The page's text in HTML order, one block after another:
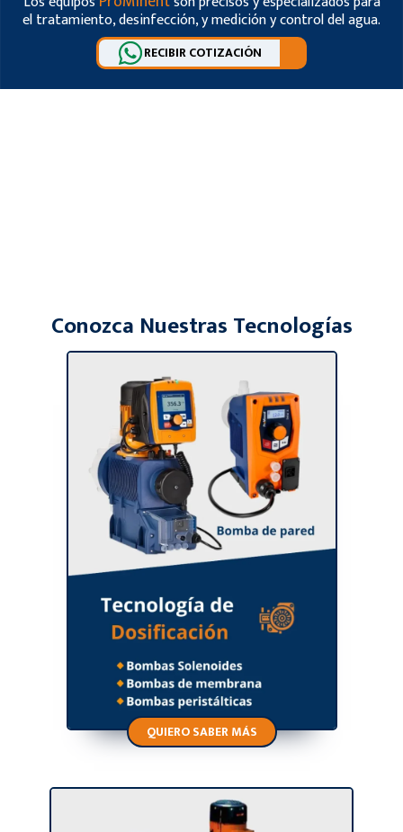
el tratamiento, desinfección, y medición y control del agua.
RECIBIR COTIZACIÓN
Conozca Nuestras Tecnologías
QUIERO SABER MÁS